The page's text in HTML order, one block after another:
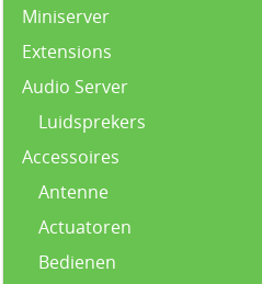
Miniserver
Extensions
Audio Server
Luidsprekers
Accessoires
Antenne
Actuatoren
Bedienen